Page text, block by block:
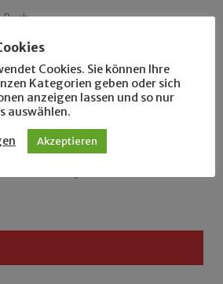
Buch
und Zschocher
Cookies. Sie können Ihre
Kategorien geben oder sich
anzeigen lassen und so nur
auswählen.
Akzeptieren